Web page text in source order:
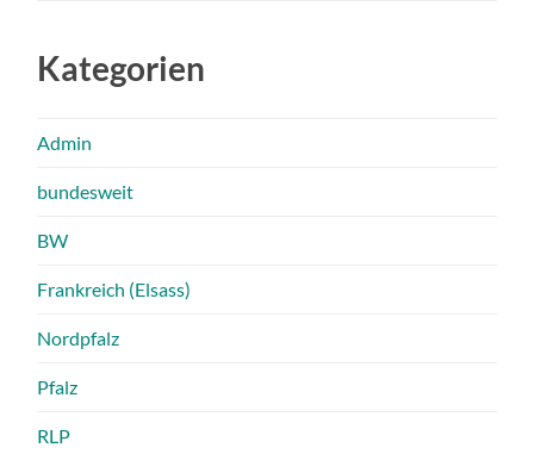
Kategorien
Admin
bundesweit
BW
Frankreich (Elsass)
Nordpfalz
Pfalz
RLP